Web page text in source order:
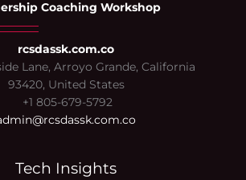
Coaching Workshop
rcsdassk.com.co
Lane, Arroyo Grande, California
93420, United States
+1 805-679-5792
Tech Insights